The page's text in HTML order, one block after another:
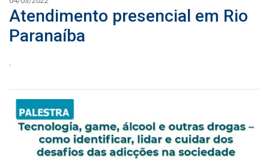
Atendimento presencial em Rio
Paranaíba
.